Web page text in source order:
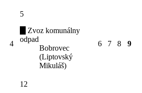
4
5
Zvoz komunálny
odpad
Bobrovec
(Liptovský
Mikuláš)
6 7 8 9
12